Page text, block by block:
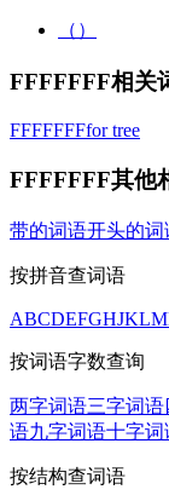
（）
FFFFFFF相关
FFFFFFFfor tree
FFFFFFF其他
带的词语开头的词
按拼音查词语
ABCDEFGHJKLM
按词语字数查询
两字词语三字词语
语九字词语十字词
按结构查词语